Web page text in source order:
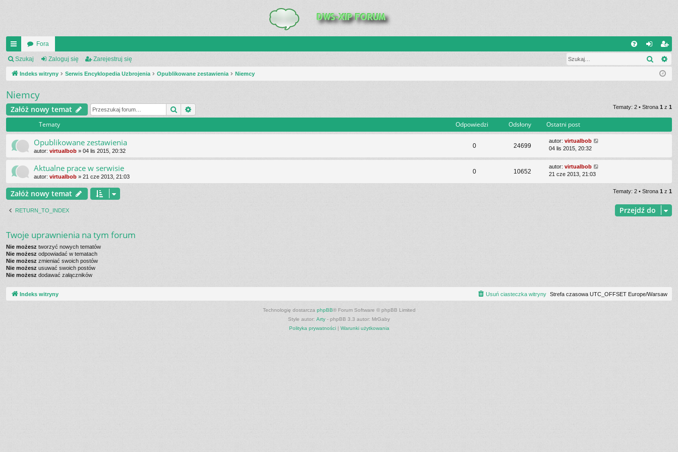
UI
C
_L
IN
K
S
Fora
al
si
ę
ar
ej
tru
j
si
Szukaj Zaloguj się Zarejestruj się Szukaj
Indeks witryny Serwis Encyklopedia Uzbrojenia Opublikowane zestawienia Niemcy
Niemcy
Załóż nowy temat Szukaj Tematy: 2 • Strona 1 z 1
Tematy Odpowiedzi Odsłony Ostatni post
Opublikowane zestawienia
autor: virtualbob » 04 lis 2015, 20:32
0 24699
autor: virtualbob
04 lis 2015, 20:32
Aktualne prace w serwisie
autor: virtualbob » 21 cze 2013, 21:03
0 10652
autor: virtualbob
21 cze 2013, 21:03
Załóż nowy temat Tematy: 2 • Strona 1 z 1
RETURN_TO_INDEX Przejdź do
Twoje uprawnienia na tym forum
Nie możesz tworzyć nowych tematów
Nie możesz odpowiadać w tematach
Nie możesz zmieniać swoich postów
Nie możesz usuwać swoich postów
Nie możesz dodawać załączników
Indeks witryny Strefa czasowa UTC_OFFSET Europe/Warsaw
Usuń ciasteczka witryny
Technologię dostarcza phpBB® Forum Software © phpBB Limited
Style autor: Arty - phpBB 3.3 autor: MrGaby
Polityka prywatności| Warunki użytkowania